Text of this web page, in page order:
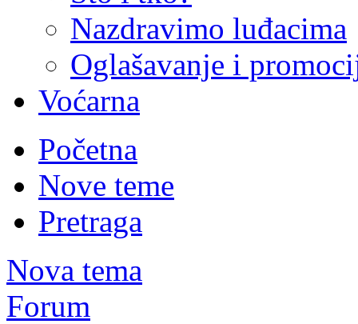
Nazdravimo luđacima
Oglašavanje i
Voćarna
Početna
Nove teme
Pretraga
Nova tema
Forum